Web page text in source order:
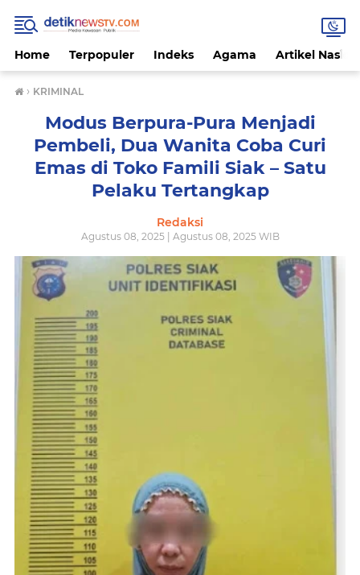
Home Terpopuler Indeks Agama Artikel
› KRIMINAL
Modus Berpura-Pura Menjadi
Pembeli, Dua Wanita Coba Curi
Emas di Toko Famili Siak – Satu
Pelaku Tertangkap
Redaksi
Agustus 08, 2025 | Agustus 08, 2025 WIB